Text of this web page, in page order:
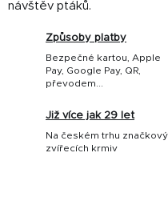
návštěv ptáků.
Způsoby platby
Bezpečné kartou, Apple
Pay, Google Pay, QR,
převodem...
Již více jak 29 let
Na českém trhu
zvířecích krmiv